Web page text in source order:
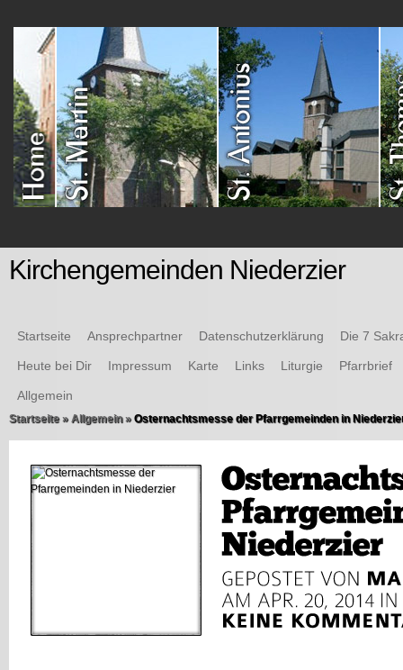
Kirchengemeinden Niederzier
Startseite Ansprechpartner Datenschutzerklärung Die 7
Heute bei Dir Impressum Karte Links Liturgie Pfarrbrief
Allgemein
Startseite » Allgemein »Osternachtsmesse der Pfarrgemeinden in